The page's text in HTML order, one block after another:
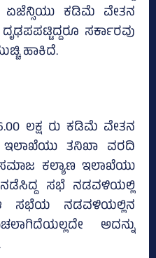
ಏಜೆನ್ಸಿಯು ಕಡಿಮೆ ವೇತನ
ಸರ್ಕಾರವು
ಹಾಕಿದೆ.
ಲಕ್ಷ ರು ಕಡಿಮೆ ವೇತನ
ಇಲಾಖೆಯು ತನಿಖಾ ವರದಿ
ಕಲ್ಯಾಣ ಇಲಾಖೆಯು
ಸಭೆ ನಡವಳಿಯಲ್ಲಿ
ಆ ಸಭೆಯ ನಡವಳಿಯಲ್ಲಿನ
ಅದನ್ನು